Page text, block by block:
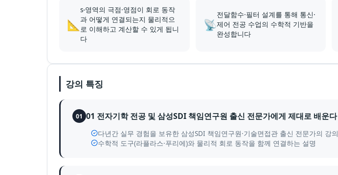
📐
s-영역의 극점·영점이 회로 동작
과 어떻게 연결되는지 물리적으
로 이해하고 계산할 수 있게 됩니
다
📡
전달함수·필터 설계를 통해 통신·
제어 전공 수업의 수학적 기반을
완성합니다
강의 특징
01 01 전자기학 전공 및 삼성SDI 책임연구원 출신 전문가에게 제대로 배운다
다년간 실무 경험을 보유한 삼성SDI 책임연구원·기술면접관 출신 전문가의 강의
수학적 도구(라플라스·푸리에)와 물리적 회로 동작을 함께 연결하는 설명